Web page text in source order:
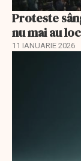
Proteste
nu mai au
11 IANUARIE 2026